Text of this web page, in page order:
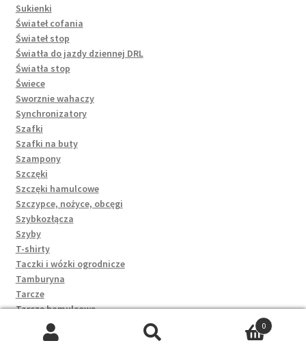
Sukienki
Świateł cofania
Świateł stop
Światła do jazdy dziennej DRL
Światła stop
Świece
Sworznie wahaczy
Synchronizatory
Szafki
Szafki na buty
Szampony
Szczęki
Szczęki hamulcowe
Szczypce, nożyce, obcęgi
Szybkozłącza
Szyby
T-shirty
Taczki i wózki ogrodnicze
Tamburyna
Tarcze
Tarcze hamulcowe
Taśmy i tasiemki
Termometry i minutniki
0